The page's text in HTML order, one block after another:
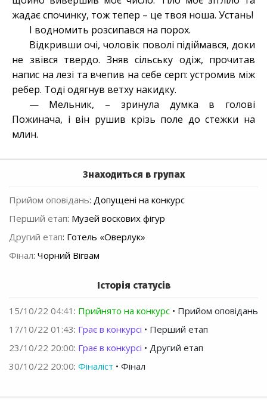
жадає спочинку, тож тепер – це твоя ноша. Устань!
І водномить розсипався на порох.
Відкривши очі, чоловік поволі підіймався, доки
не звівся твердо. Зняв сільську одіж, прочитав
напис на лезі та вчепив на себе серп: устромив між
ребер. Тоді одягнув ветху накидку.
— Мельник, – зринула думка в голові
Пожинача, і він рушив крізь поле до стежки на
млин.
Знаходиться в групах
Прийом оповідань: Допущені на конкурс
Перший етап: Музей воскових фігур
Другий етап: Готель «Оверлук»
Фінал: Чорний Вігвам
Історія статусів
15/10/22 04:41 : Прийнято на конкурс • Прийом оповідань
17/10/22 01:43: Грає в конкурсі • Перший етап
23/10/22 20:00: Грає в конкурсі • Другий етап
30/10/22 20:00: Фіналіст • Фінал